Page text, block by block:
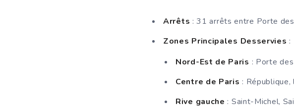
Arrêts : 31 arrêts entre Porte
Zones Principales Desservies :
Nord-Est de Paris : Porte
Centre de Paris :
Rive gauche : Saint-Michel,